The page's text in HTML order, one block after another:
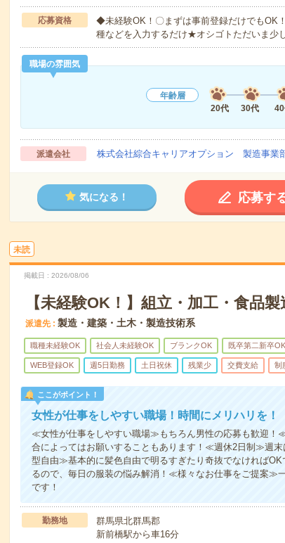
応募資格
◆未経験OK！〇まずは事前登録だけでもOK
種などを入力するだけ★オシゴトただいま少
職場の雰囲気
年齢層
20代
30代
派遣会社 株式会社綜合キャリアオプション 製造事業
気になる！ 応募す
未読
掲載日 2026/08/06
【未経験OK！】組立・加工・食品
派遣先 製造・建築・土木・製造技術系
職種未経験OK 社会人未経験OK ブランクOK 既卒第二新卒OK
WEB登録OK 週5日勤務 土日祝休 残業少 交費支給 制
ここがポイント！
女性が仕事をしやすい職場！時間にメリハリを！
≪女性が仕事をしやすい職場≫もちろん男性の応募も歓迎
合によってはお願いすることもあります！≪週休2日制≫週
型自由≫基本的に髪色自由で明るすぎたり奇抜でなければ
るので、毎日の服装の悩み解消！≪様々なお仕事をご提案≫
です！
勤務地
群馬県北群馬郡
新前橋駅から車16分